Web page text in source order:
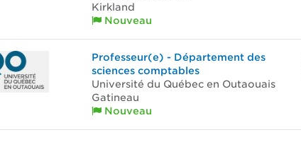
Kirkland
Nouveau
Professeur(e) - Département des
sciences comptables
Université du Québec en Outaouais
Gatineau
Nouveau